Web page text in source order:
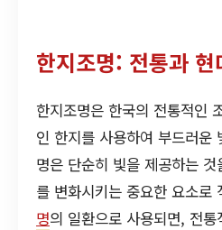
한지조명: 전통과 현
한지조명은 한국의 전통적인
인 한지를 사용하여 부드러운
명은 단순히 빛을 제공하는
를 변화시키는 중요한 요소로
명의 일환으로 사용되면, 전